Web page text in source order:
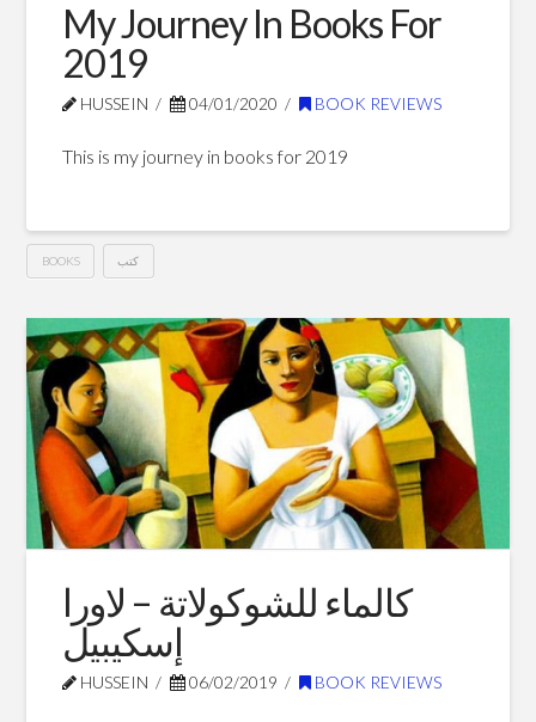
My Journey In Books For
2019
HUSSEIN 04/01/2020 BOOK REVIEWS
This is my journey in books for 2019
BOOKS كتب
Journey
In
Books
For
201901.04.2020
كالماء للشوكولاتة – لاورا
إسكيبيل
HUSSEIN 06/02/2019 BOOK REVIEWS